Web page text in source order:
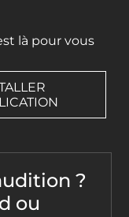
là pour vous
?
ou